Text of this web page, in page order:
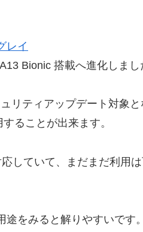
レイ
Bionic 搭載へ進化しまし
リティアップデート対象
ることが出来ます。
していて、まだまだ利用
をみると解りやすいです。